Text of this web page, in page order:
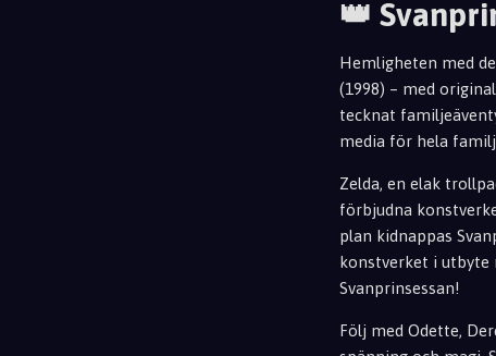
👑
Hemligheten med
(1998) – med
tecknat
media för hela
Zelda, en elak
förbjudna
plan kidnappas
konstverket i utbyte
Svanprinsessan!
Följ med Odette,